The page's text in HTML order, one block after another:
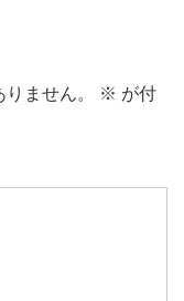
ません。 ※ が付